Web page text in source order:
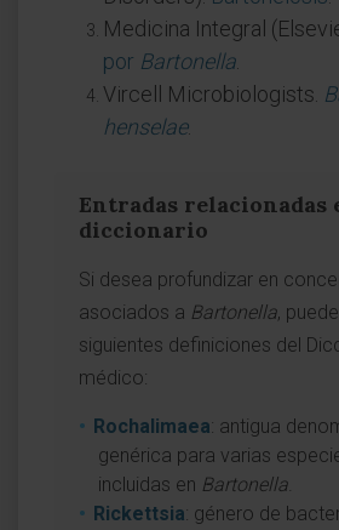
Medicina Integral
por Bartonella
Vircell Microbiologists.
henselae.
Entradas relacionadas
diccionario
Si desea profundizar en
asociados a Bartonella,
siguientes definiciones del
médico:
Rochalimaea: antigua
genérica para varias
incluidas en Bartonella.
Rickettsia: género de